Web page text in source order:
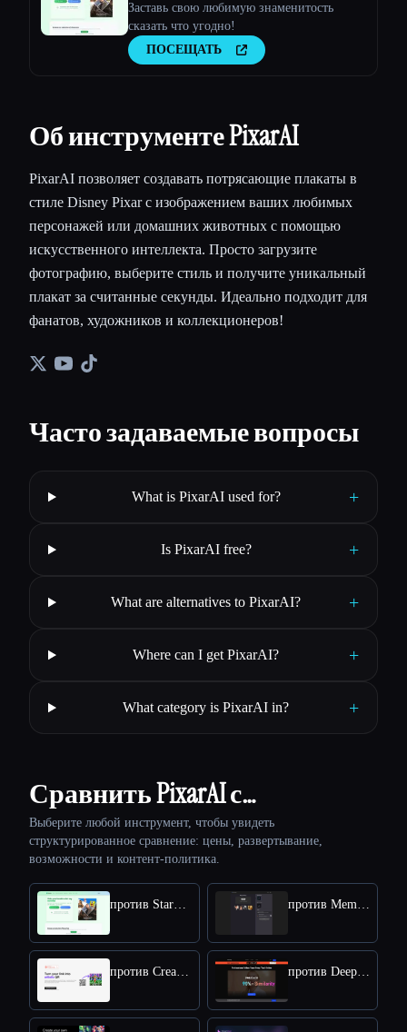
Заставь свою любимую знаменитость
сказать что угодно!
ПОСЕЩАТЬ
Об инструменте PixarAI
PixarAI позволяет создавать потрясающие плакаты в
стиле Disney Pixar с изображением ваших любимых
персонажей или домашних животных с помощью
искусственного интеллекта. Просто загрузите
фотографию, выберите стиль и получите уникальный
плакат за считанные секунды. Идеально подходит для
фанатов, художников и коллекционеров!
Часто задаваемые вопросы
What is PixarAI used for? +
Is PixarAI free? +
What are alternatives to PixarAI? +
Where can I get PixarAI? +
What category is PixarAI in? +
Сравнить PixarAI с…
Выберите любой инструмент, чтобы увидеть
структурированное сравнение: цены, развертывание,
возможности и контент-политика.
против StarVoiceAi против MemeGenAI
против Creative QR codes using AI против Deepswap